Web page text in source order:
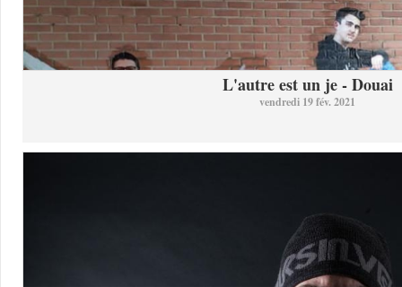
L'autre est un je - Douai
vendredi 19 fév. 2021